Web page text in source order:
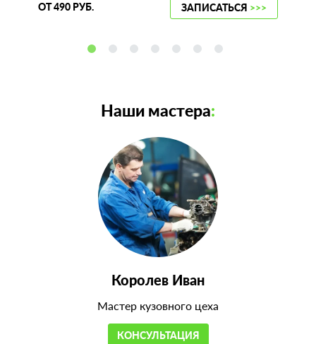
ОТ 490 РУБ. ЗАПИСАТЬСЯ >>>
Наши мастера:
Королев Иван
Мастер кузовного цеха
КОНСУЛЬТАЦИЯ